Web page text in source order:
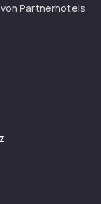
Partnerhotels